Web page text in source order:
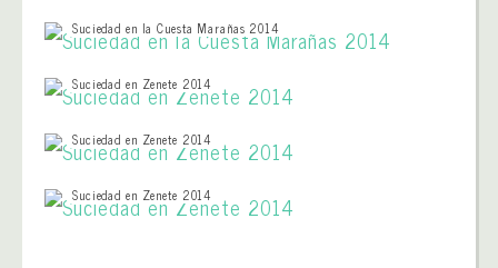
Suciedad en la Cuesta Marañas 2014
Suciedad en Zenete 2014
Suciedad en Zenete 2014
Suciedad en Zenete 2014